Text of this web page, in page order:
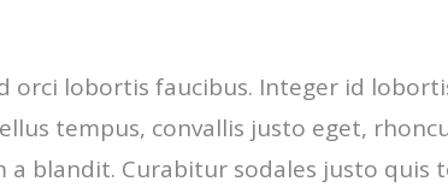
orci lobortis faucibus. Integer id
tempus, convallis justo eget,
a blandit. Curabitur sodales justo quis